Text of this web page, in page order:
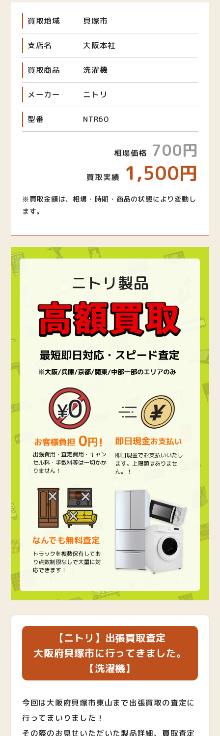
買取地域 貝塚市
支店名 大阪本社
買取商品 洗濯機
メーカー ニトリ
型番 NTR60
相場価格 700円
買取実績 1,500円
※買取金額は、相場・時期・商品の状態により変動し
ます。
ニトリ製品
【ニトリ】出張買取査定
大阪府貝塚市に行ってきました。
【洗濯機】
今回は大阪府貝塚市東山まで出張買取の査定に
行ってまいりました！
その際のお見せいただいた製品詳細、買取査定